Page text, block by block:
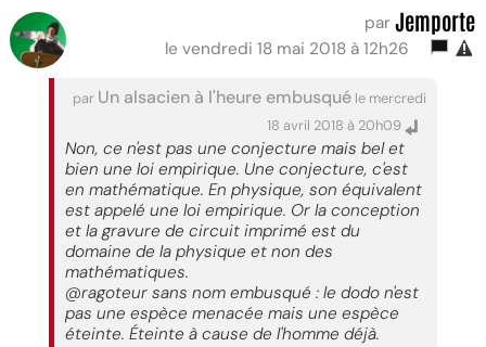
par Jemporte
le vendredi 18 mai 2018 à 12h26
par Un alsacien à l'heure embusqué le mercredi
18 avril 2018 à 20h09
Non, ce n'est pas une conjecture mais bel et
bien une loi empirique. Une conjecture, c'est
en mathématique. En physique, son équivalent
est appelé une loi empirique. Or la conception
et la gravure de circuit imprimé est du
domaine de la physique et non des
mathématiques.
@ragoteur sans nom embusqué : le dodo n'est
pas une espèce menacée mais une espèce
éteinte. Éteinte à cause de l'homme déjà.